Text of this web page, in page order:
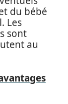
du bébé
Les
sont
au